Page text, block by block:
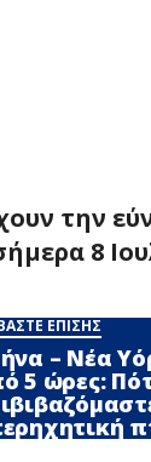
την
8
ΕΠΙΣΗΣ
– Νέα
5 ώρες: